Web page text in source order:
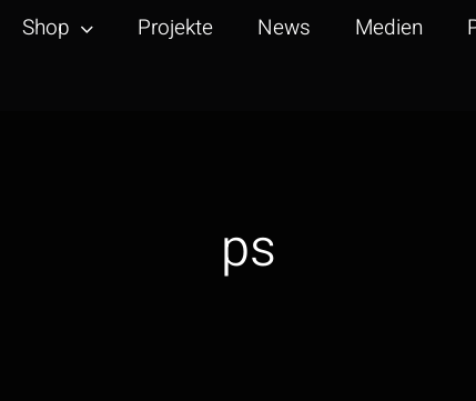
Shop Projekte News Medien
ps